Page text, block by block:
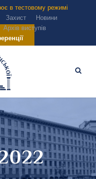
в тестовому режимі
Захист
Новини
Архів виступів